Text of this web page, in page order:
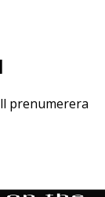
prenumerera